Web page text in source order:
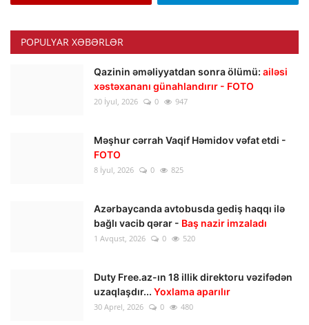
POPULYAR XƏBƏRLƏR
Qazinin əməliyyatdan sonra ölümü: ailəsi
xəstəxananı günahlandırır - FOTO
20 İyul, 2026 0 947
Məşhur cərrah Vaqif Həmidov vəfat etdi -
FOTO
8 İyul, 2026 0 825
Azərbaycanda avtobusda gediş haqqı ilə
bağlı vacib qərar - Baş nazir imzaladı
1 Avqust, 2026 0 520
Duty Free.az-ın 18 illik direktoru vəzifədən
uzaqlaşdır... Yoxlama aparılır
30 Aprel, 2026 0 480